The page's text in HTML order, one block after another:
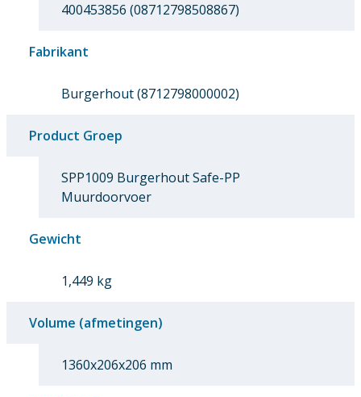
400453856 (08712798508867)
Fabrikant
Burgerhout (8712798000002)
Product Groep
SPP1009 Burgerhout Safe-PP
Muurdoorvoer
Gewicht
1,449 kg
Volume (afmetingen)
1360x206x206 mm